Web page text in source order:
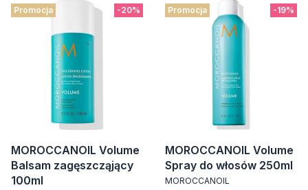
-20%
Promocja
MOROCCANOIL Volume
Balsam zagęszcząjący
100ml
-19%
Promocja
MOROCCANOIL Volume
Spray do włosów 250ml
MOROCCANOIL